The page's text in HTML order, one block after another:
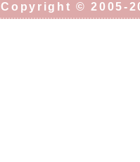
Copyright © 2005-